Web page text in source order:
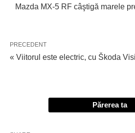
Mazda MX-5 RF câştigă marele
PRECEDENT
« Viitorul este electric, cu Škoda
Părerea ta